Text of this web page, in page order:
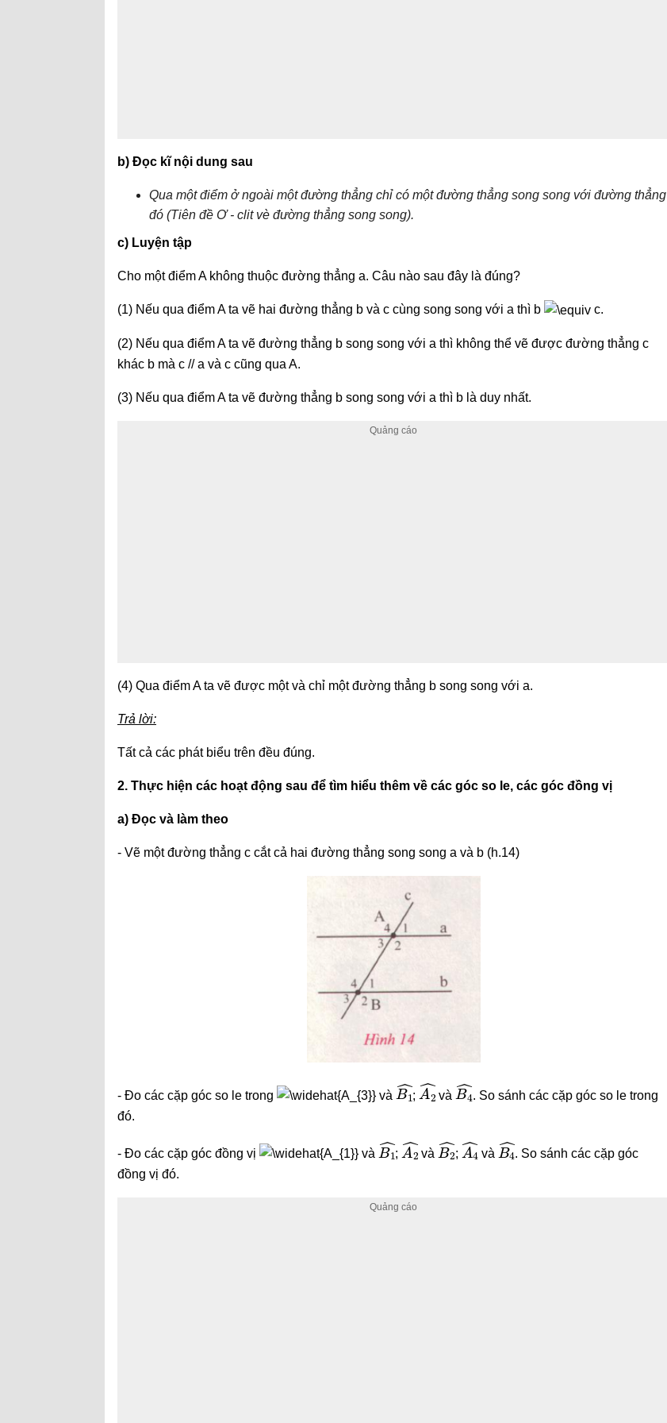
b) Đọc kĩ nội dung sau
Qua một điểm ở ngoài một đường thẳng chỉ có một đường thẳng song song với đường thẳng
đó (Tiên đề Ơ - clit vè đường thẳng song song).
c) Luyện tập
Cho một điểm A không thuộc đường thẳng a. Câu nào sau đây là đúng?
(1) Nếu qua điểm A ta vẽ hai đường thẳng b và c cùng song song với a thì b c.
(2) Nếu qua điểm A ta vẽ đường thẳng b song song với a thì không thể vẽ được đường thẳng c
khác b mà c // a và c cũng qua A.
(3) Nếu qua điểm A ta vẽ đường thẳng b song song với a thì b là duy nhất.
(4) Qua điểm A ta vẽ được một và chỉ một đường thẳng b song song với a.
Trả lời:
Tất cả các phát biểu trên đều đúng.
2. Thực hiện các hoạt động sau để tìm hiểu thêm về các góc so le, các góc đồng vị
a) Đọc và làm theo
- Vẽ một đường thẳng c cắt cả hai đường thẳng song song a và b (h.14)
- Đo các cặp góc so le trong và
B1 ^
;
A2
và
B4 ^
. So sánh các cặp góc so le trong
đó.
- Đo các cặp góc đồng vị và
B1 ^
;
A2
và
B2 ^
;
A4
và
B4 ^
. So sánh các cặp góc
đồng vị đó.